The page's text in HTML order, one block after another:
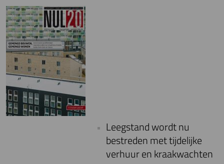
Leegstand wordt nu
bestreden met tijdelijke
verhuur en kraakwachten